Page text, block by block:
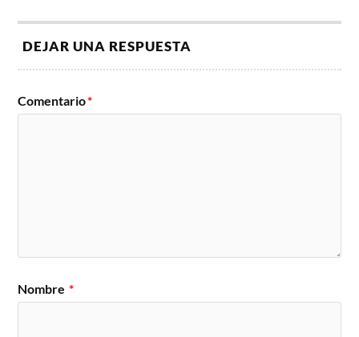
DEJAR UNA RESPUESTA
Comentario*
Nombre *